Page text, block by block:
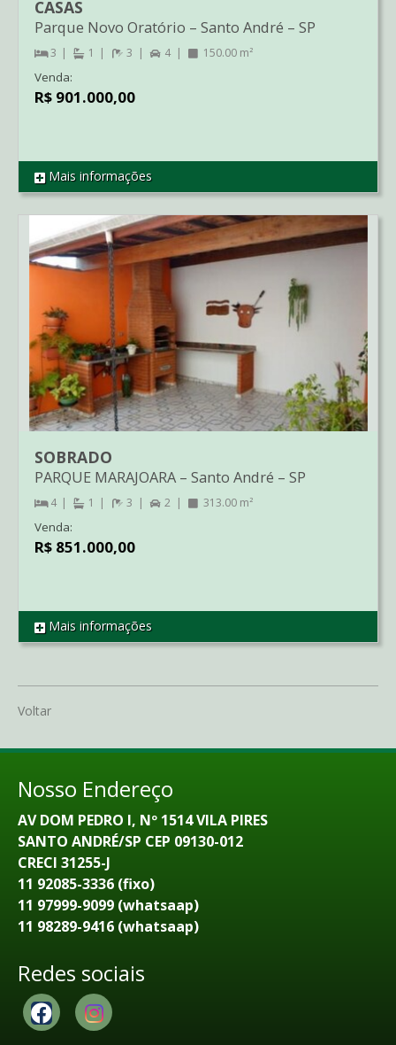
REF SO2809
CASAS
Parque Novo Oratório – Santo André – SP
3 1 3 4 150.00 m²
Venda:
R$ 901.000,00
Mais informações
REF SO1342
SOBRADO
PARQUE MARAJOARA – Santo André – SP
4 1 3 2 313.00 m²
Venda:
R$ 851.000,00
Mais informações
Voltar
Nosso Endereço
AV DOM PEDRO I, Nº 1514 VILA PIRES
SANTO ANDRÉ/SP CEP 09130-012
CRECI 31255-J
11 92085-3336 (fixo)
11 97999-9099 (whatsaap)
11 98289-9416 (whatsaap)
Redes sociais